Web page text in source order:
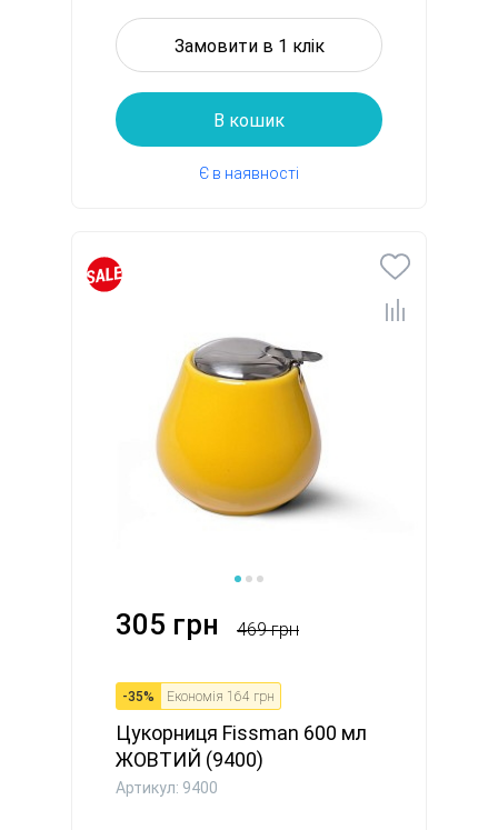
Замовити в 1 клік
В кошик
Є в наявності
305 грн 469 грн
-35% Економія 164 грн
Цукорниця Fissman 600 мл
ЖОВТИЙ (9400)
Артикул: 9400